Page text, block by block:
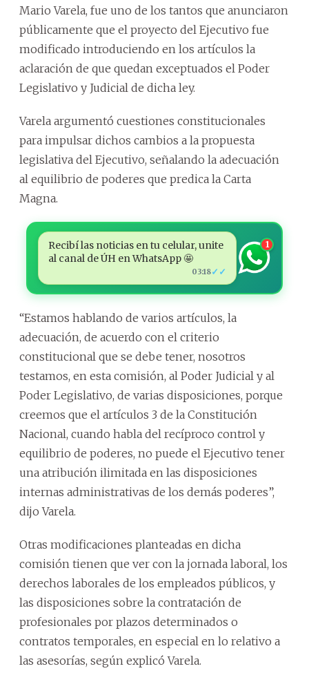
Mario Varela, fue uno de los tantos que anunciaron
públicamente que el proyecto del Ejecutivo fue
modificado introduciendo en los artículos la
aclaración de que quedan exceptuados el Poder
Legislativo y Judicial de dicha ley.
Varela argumentó cuestiones constitucionales
para impulsar dichos cambios a la propuesta
legislativa del Ejecutivo, señalando la adecuación
al equilibrio de poderes que predica la Carta
Magna.
Recibí las noticias en tu celular, unite
al canal de ÚH en WhatsApp 🤩
03:18✓✓
1
“Estamos hablando de varios artículos, la
adecuación, de acuerdo con el criterio
constitucional que se debe tener, nosotros
testamos, en esta comisión, al Poder Judicial y al
Poder Legislativo, de varias disposiciones, porque
creemos que el artículos 3 de la Constitución
Nacional, cuando habla del recíproco control y
equilibrio de poderes, no puede el Ejecutivo tener
una atribución ilimitada en las disposiciones
internas administrativas de los demás poderes”,
dijo Varela.
Otras modificaciones planteadas en dicha
comisión tienen que ver con la jornada laboral, los
derechos laborales de los empleados públicos, y
las disposiciones sobre la contratación de
profesionales por plazos determinados o
contratos temporales, en especial en lo relativo a
las asesorías, según explicó Varela.